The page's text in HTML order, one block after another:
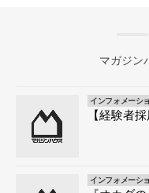
マガジン
インフォメーシ
【経験者
インフォメーシ